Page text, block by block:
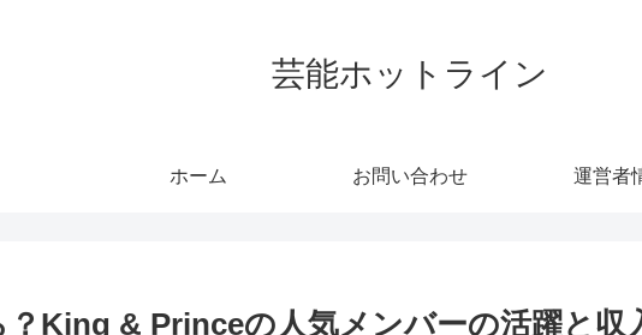
芸能ホットライン
ホーム お問い合わせ 運営者
King & Princeの人気メンバーの活躍と収